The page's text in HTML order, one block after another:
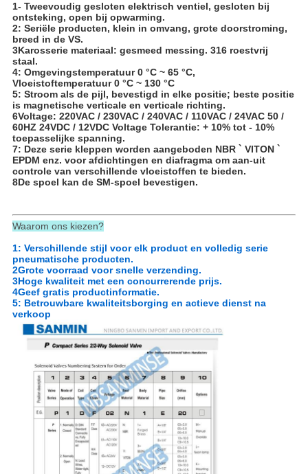
1- Tweevoudig gesloten elektrisch ventiel, gesloten bij
ontsteking, open bij opwarming.
2: Seriële producten, klein in omvang, grote doorstroming,
breed in de VS.
3Karosserie materiaal: gesmeed messing. 316 roestvrij
staal.
4: Omgevingstemperatuur 0 °C ~ 65 °C,
Vloeistoftemperatuur 0 °C ~ 130 °C
5: Stroom als de pijl, bevestigd in elke positie; beste positie
is magnetische verticale en verticale richting.
6Voltage: 220VAC / 230VAC / 240VAC / 110VAC / 24VAC 50 /
60HZ 24VDC / 12VDC Voltage Tolerantie: + 10% tot - 10%
toepasselijke spanning.
7: Deze serie kleppen worden aangeboden NBR ` VITON `
EPDM enz. voor afdichtingen en diafragma om aan-uit
controle van verschillende vloeistoffen te bieden.
8De spoel kan de SM-spoel bevestigen.
Waarom ons kiezen?
1: Verschillende stijl voor elk product en volledig serie
pneumatische producten.
2Grote voorraad voor snelle verzending.
3Hoge kwaliteit met een concurrerende prijs.
4Geef gratis productinformatie.
5: Betrouwbare kwaliteitsborging en actieve dienst na
verkoop